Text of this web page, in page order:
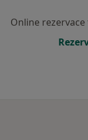
Online